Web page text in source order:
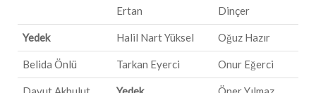
Ertan
Dinçer
Yedek Halil Nart Yüksel Oğuz Hazır
Belida Önlü Tarkan Eyerci Onur Eğerci